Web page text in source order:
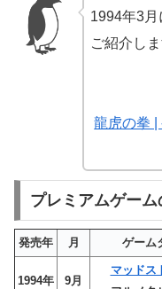
1994年3
ご紹介しま
龍虎の拳 |
プレミアムゲーム
発売年 月 ゲーム
1994年 9月
マッドス